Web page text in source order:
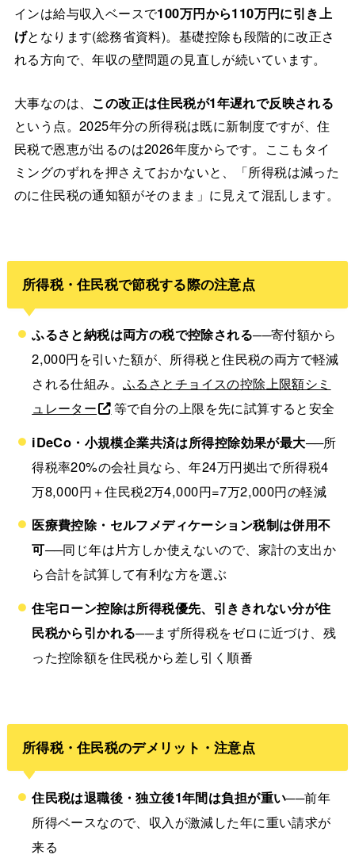
インは給与収入ベースで100万円から110万円に引き上
げとなります(総務省資料)。基礎控除も段階的に改正さ
れる方向で、年収の壁問題の見直しが続いています。
大事なのは、 この改正は住民税が1年遅れで反映される
という点。2025年分の所得税は既に新制度ですが、住
民税で恩恵が出るのは2026年度からです。ここもタイ
ミングのずれを押さえておかないと、「所得税は減った
のに住民税の通知額がそのまま」に見えて混乱します。
所得税・住民税で節税する際の注意点
ふるさと納税は両方の税で控除される──寄付額から
2,000円を引いた額が、所得税と住民税の両方で軽減
される仕組み。ふるさとチョイスの控除上限額シミ
ュレーター
等で自分の上限を先に試算すると安全
iDeCo・小規模企業共済は所得控除効果が最大──所
得税率20%の会社員なら、年24万円拠出で所得税4
万8,000円＋住民税2万4,000円=7万2,000円の軽減
医療費控除・セルフメディケーション税制は併用不
可──同じ年は片方しか使えないので、家計の支出か
ら合計を試算して有利な方を選ぶ
住宅ローン控除は所得税優先、引ききれない分が住
民税から引かれる──まず所得税をゼロに近づけ、残
った控除額を住民税から差し引く順番
所得税・住民税のデメリット・注意点
住民税は退職後・独立後1年間は負担が重い──前年
所得ベースなので、収入が激減した年に重い請求が
来る